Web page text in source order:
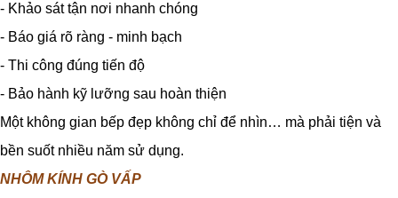
- Khảo sát tận nơi nhanh chóng
- Báo giá rõ ràng - minh bạch
- Thi công đúng tiến độ
- Bảo hành kỹ lưỡng sau hoàn thiện
Một không gian bếp đẹp không chỉ để nhìn… mà phải tiện và
bền suốt nhiều năm sử dụng.
NHÔM KÍNH GÒ VẤP